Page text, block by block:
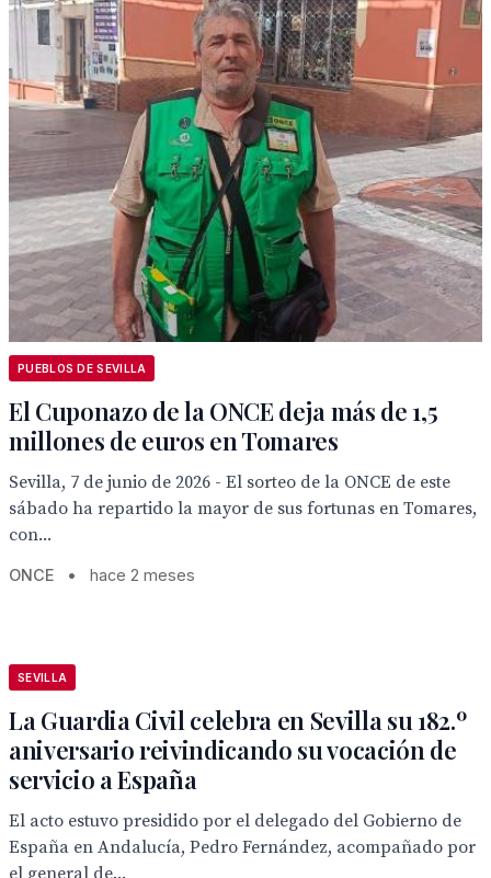
PUEBLOS DE SEVILLA
El Cuponazo de la ONCE deja más de 1,5
millones de euros en Tomares
Sevilla, 7 de junio de 2026 - El sorteo de la ONCE de este
sábado ha repartido la mayor de sus fortunas en Tomares,
con...
ONCE • hace 2 meses
SEVILLA
La Guardia Civil celebra en Sevilla su 182.º
aniversario reivindicando su vocación de
servicio a España
El acto estuvo presidido por el delegado del Gobierno de
España en Andalucía, Pedro Fernández, acompañado por
el general de...